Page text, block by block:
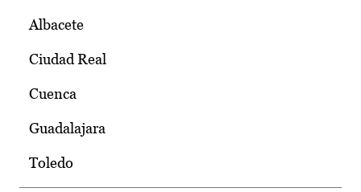
Albacete
Ciudad Real
Cuenca
Guadalajara
Toledo